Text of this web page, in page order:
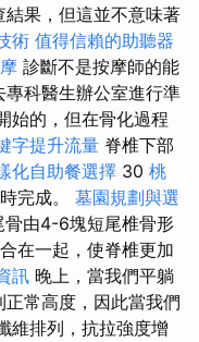
果，但這並不意味著
術 值得信賴的助聽器
診斷不是按摩師的能
科醫生辦公室進行準
始的，但在骨化過程
字提升流量 脊椎下部
化自助餐選擇 30 桃
完成。 墓園規劃與選
骨由4-6塊短尾椎骨形
在一起，使脊椎更加
訊 晚上，當我們平躺
常高度，因此當我們
維排列，抗拉強度增